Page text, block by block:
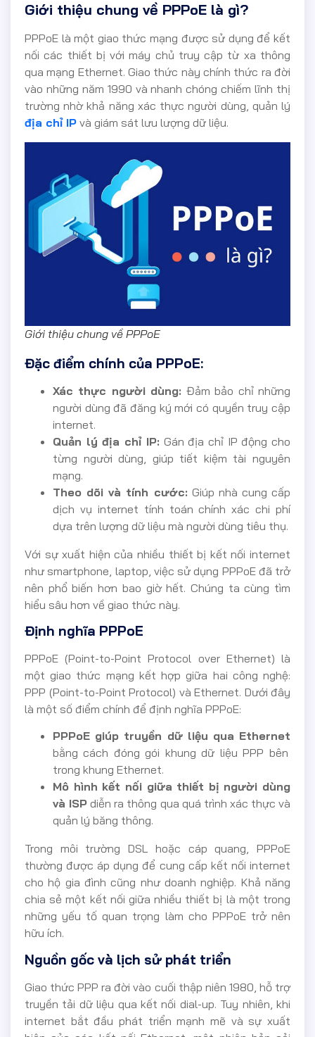
Giới thiệu chung về PPPoE là gì?
PPPoE là một giao thức mạng được sử dụng để kết
nối các thiết bị với máy chủ truy cập từ xa thông
qua mạng Ethernet. Giao thức này chính thức ra đời
vào những năm 1990 và nhanh chóng chiếm lĩnh thị
trường nhờ khả năng xác thực người dùng, quản lý
địa chỉ IP và giám sát lưu lượng dữ liệu.
Giới thiệu chung về PPPoE
Đặc điểm chính của PPPoE:
Xác thực người dùng: Đảm bảo chỉ những
người dùng đã đăng ký mới có quyền truy cập
internet.
Quản lý địa chỉ IP: Gán địa chỉ IP động cho
từng người dùng, giúp tiết kiệm tài nguyên
mạng.
Theo dõi và tính cước: Giúp nhà cung cấp
dịch vụ internet tính toán chính xác chi phí
dựa trên lượng dữ liệu mà người dùng tiêu thụ.
Với sự xuất hiện của nhiều thiết bị kết nối internet
như smartphone, laptop, việc sử dụng PPPoE đã trở
nên phổ biến hơn bao giờ hết. Chúng ta cùng tìm
hiểu sâu hơn về giao thức này.
Định nghĩa PPPoE
PPPoE (Point-to-Point Protocol over Ethernet) là
một giao thức mạng kết hợp giữa hai công nghệ:
PPP (Point-to-Point Protocol) và Ethernet. Dưới đây
là một số điểm chính để định nghĩa PPPoE:
PPPoE giúp truyền dữ liệu qua Ethernet
bằng cách đóng gói khung dữ liệu PPP bên
trong khung Ethernet.
Mô hình kết nối giữa thiết bị người dùng
và ISP diễn ra thông qua quá trình xác thực và
quản lý băng thông.
Trong môi trường DSL hoặc cáp quang, PPPoE
thường được áp dụng để cung cấp kết nối internet
cho hộ gia đình cũng như doanh nghiệp. Khả năng
chia sẻ một kết nối giữa nhiều thiết bị là một trong
những yếu tố quan trọng làm cho PPPoE trở nên
hữu ích.
Nguồn gốc và lịch sử phát triển
Giao thức PPP ra đời vào cuối thập niên 1980, hỗ trợ
truyền tải dữ liệu qua kết nối dial-up. Tuy nhiên, khi
internet bắt đầu phát triển mạnh mẽ và sự xuất